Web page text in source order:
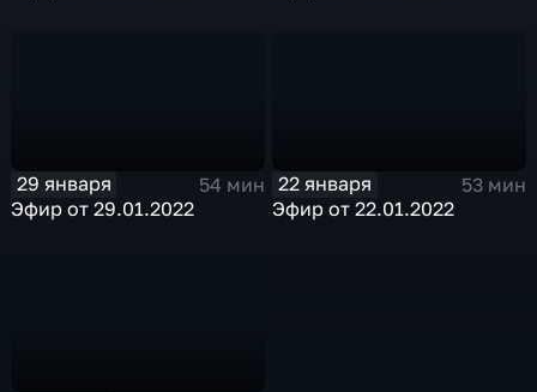
29 января
54 мин
Эфир от 29.01.2022
22 января
53 мин
Эфир от 22.01.2022